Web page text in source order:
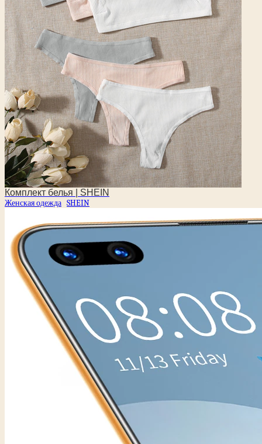
Комплект белья | SHEIN
Женская одежда SHEIN